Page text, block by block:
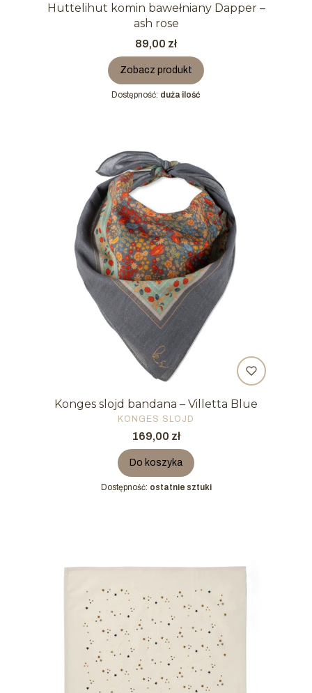
Huttelihut komin bawełniany Dapper –
ash rose
Cena
89,00 zł
Zobacz produkt
Dostępność: duża ilość
Konges slojd bandana – Villetta Blue
PRODUCENT
KONGES SLOJD
Cena
169,00 zł
Do koszyka
Dostępność: ostatnie sztuki